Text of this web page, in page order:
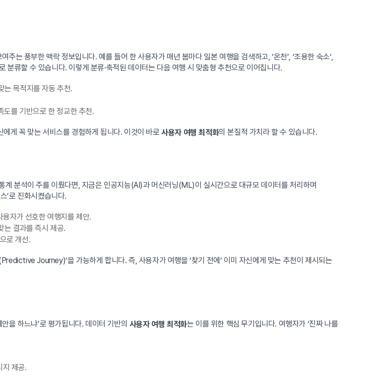
는 풍부한 맥락 정보입니다. 예를 들어 한 사용자가 매년 봄마다 일본 여행을 검색하고, ‘온천’, ‘조용한 숙소’,
분류할 수 있습니다. 이렇게 분류·축적된 데이터는 다음 여행 시 맞춤형 추천으로 이어집니다.
는 목적지를 자동 추천.
도를 기반으로 한 정교한 추천.
게 꼭 맞는 서비스를 경험하게 됩니다. 이것이 바로사용자 여행 최적화의 본질적 가치라 할 수 있습니다.
분석이 주를 이뤘다면, 지금은 인공지능(AI)과 머신러닝(ML)이 실시간으로 대규모 데이터를 처리하며
’로 진화시켰습니다.
자가 선호한 여행지를 제안.
는 결과를 즉시 제공.
로 개선.
Journey)’을 가능하게 합니다. 즉, 사용자가 여행을 ‘찾기 전에’ 이미 자신에게 맞는 추천이 제시되는
을 하느냐’로 평가됩니다. 데이터 기반의 사용자 여행 최적화는 이를 위한 핵심 무기입니다. 여행자가 ‘진짜 나를
지 제공.